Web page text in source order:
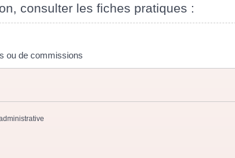
consulter les fiches pratiques :
ou de commissions